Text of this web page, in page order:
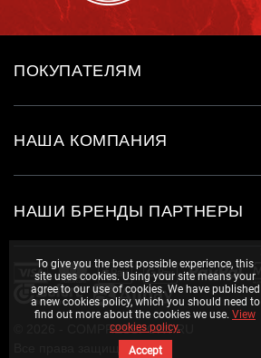
ПОКУПАТЕЛЯМ
НАША КОМПАНИЯ
НАШИ БРЕНДЫ ПАРТНЕРЫ
© 2026 - COMPRESSPORT.RU
Все права защищены.
To give you the best possible experience, this
site uses cookies. Using your site means your
agree to our use of cookies. We have published
a new cookies policy, which you should need to
find out more about the cookies we use. View
cookies policy.
Accept